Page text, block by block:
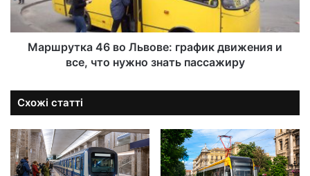
Маршрутка 46 во Львове: график движения и
все, что нужно знать пассажиру
Схожі статті